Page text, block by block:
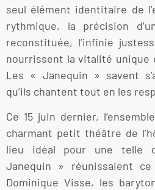
seul élément identitaire de
rythmique, la précision
reconstituée, l’infinie
nourrissent la vitalité unique
Les « Janequin » savent
qu’ils chantent tout en les
Ce 15 juin dernier,
charmant petit théâtre de
lieu idéal pour une telle
Janequin » réunissaient
Dominique Visse, les